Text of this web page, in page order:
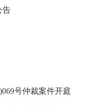
告
号仲裁案件开庭